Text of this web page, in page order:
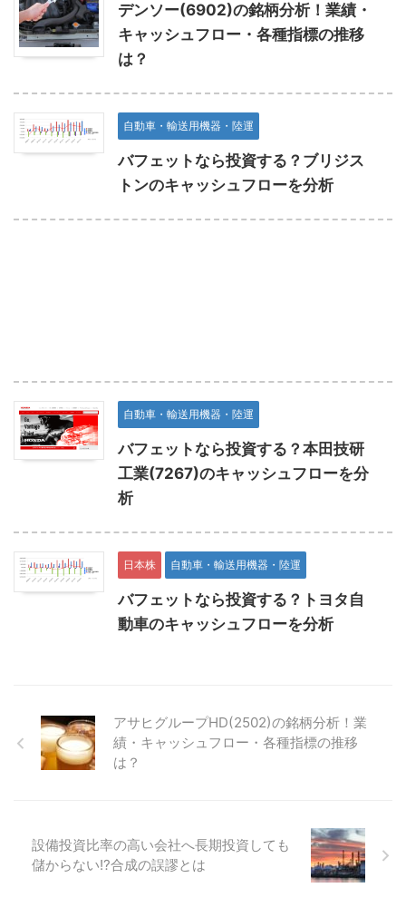
デンソー(6902)の銘柄分析！業績・
キャッシュフロー・各種指標の推移
は？
自動車・輸送用機器・陸運
バフェットなら投資する？ブリジス
トンのキャッシュフローを分析
自動車・輸送用機器・陸運
バフェットなら投資する？本田技研
工業(7267)のキャッシュフローを分
析
日本株 自動車・輸送用機器・陸運
バフェットなら投資する？トヨタ自
動車のキャッシュフローを分析
アサヒグループHD(2502)の銘柄分析！業
績・キャッシュフロー・各種指標の推移
は？
設備投資比率の高い会社へ長期投資しても
儲からない!?合成の誤謬とは